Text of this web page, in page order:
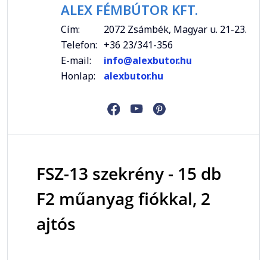
ALEX FÉMBÚTOR KFT.
Cím:
2072 Zsámbék, Magyar u. 21-23.
Telefon: +36 23/341-356
E-mail:
info@alexbutor.hu
Honlap:
alexbutor.hu
FSZ-13 szekrény - 15 db
F2 műanyag fiókkal, 2
ajtós